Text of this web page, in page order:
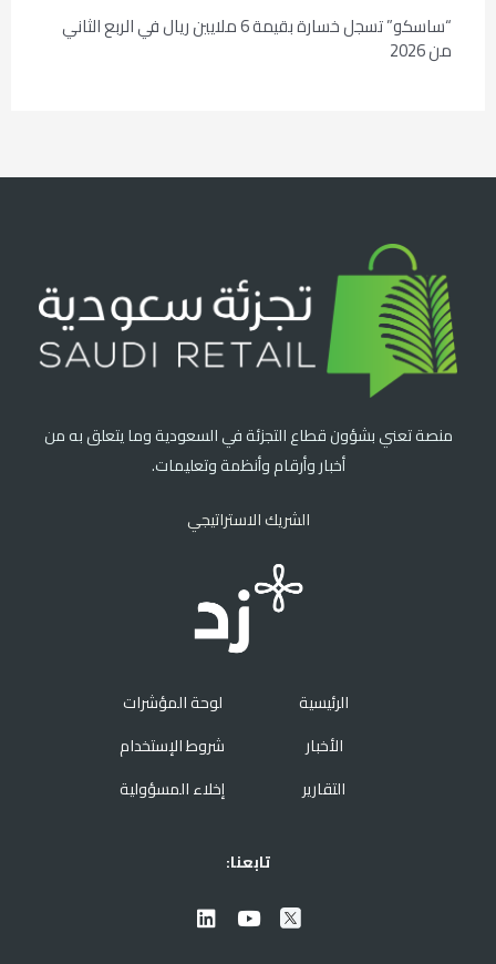
“ساسكو” تسجل خسارة بقيمة 6 ملايين ريال في الربع الثاني
من 2026
منصة تعني بشؤون قطاع التجزئة في السعودية وما يتعلق به من
أخبار وأرقام وأنظمة وتعليمات.
الشريك الاستراتيجي
الرئيسية
الأخبار
التقارير
لوحة المؤشرات
شروط الإستخدام
إخلاء المسؤولية
تابعنا: